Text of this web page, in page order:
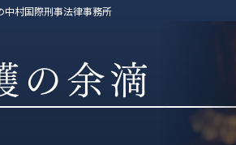
中村国際刑事法律事務所